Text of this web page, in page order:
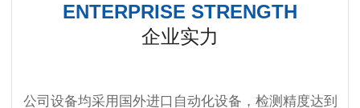
ENTERPRISE STRENGTH
企业实力
公司设备均采用国外进口自动化设备，检测精度达到